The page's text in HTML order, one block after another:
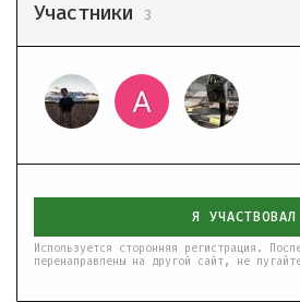
Участники 3
Я УЧАСТВОВАЛ
Используется сторонняя регистрация.
перенаправлены на другой сайт, не